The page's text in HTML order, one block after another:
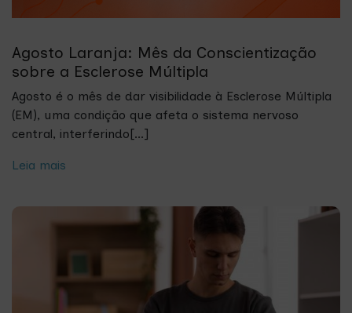
Agosto Laranja: Mês da Conscientização
sobre a Esclerose Múltipla
Agosto é o mês de dar visibilidade à Esclerose Múltipla
(EM), uma condição que afeta o sistema nervoso
central, interferindo[...]
Leia mais